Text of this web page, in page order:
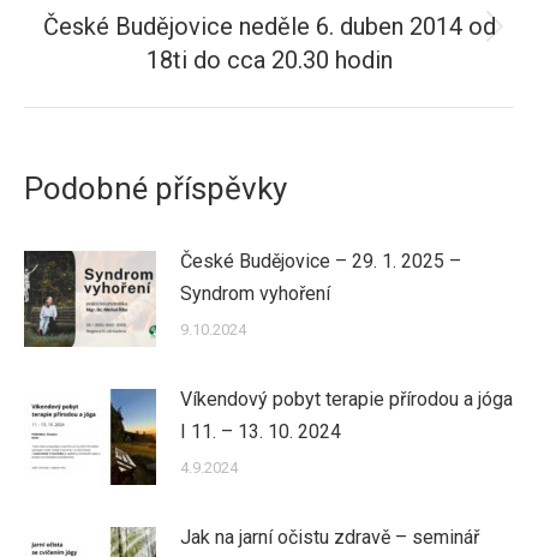
Další
příspěvek:
České Budějovice neděle 6. duben 2014 od
18ti do cca 20.30 hodin
Podobné příspěvky
České Budějovice – 29. 1. 2025 –
Syndrom vyhoření
9.10.2024
Víkendový pobyt terapie přírodou a jóga
I 11. – 13. 10. 2024
4.9.2024
Jak na jarní očistu zdravě – seminář